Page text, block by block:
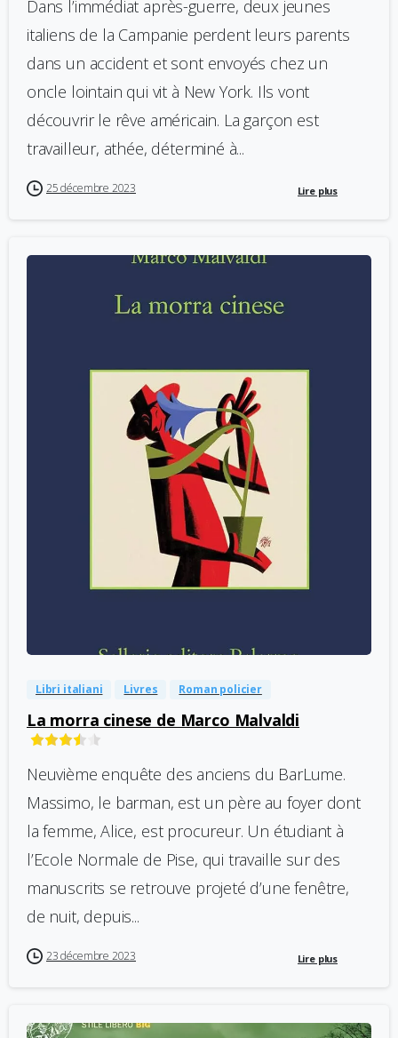
Dans l’immédiat après-guerre, deux jeunes
italiens de la Campanie perdent leurs parents
dans un accident et sont envoyés chez un
oncle lointain qui vit à New York. Ils vont
découvrir le rêve américain. La garçon est
travailleur, athée, déterminé à...
25 décembre 2023 Lire plus
Libri italiani Livres Roman policier
La morra cinese de Marco Malvaldi
Neuvième enquête des anciens du BarLume.
Massimo, le barman, est un père au foyer dont
la femme, Alice, est procureur. Un étudiant à
l’Ecole Normale de Pise, qui travaille sur des
manuscrits se retrouve projeté d’une fenêtre,
de nuit, depuis...
23 décembre 2023 Lire plus